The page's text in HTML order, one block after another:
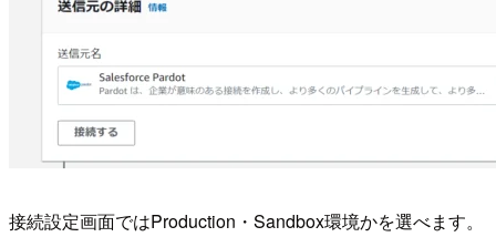
接続設定画面ではProduction・Sandbox環境かを選べます。